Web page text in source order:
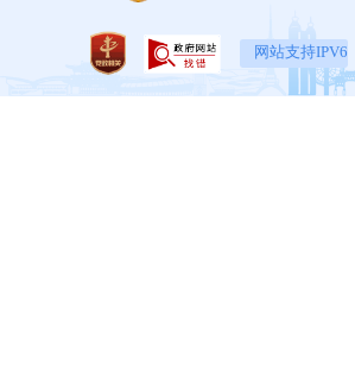
网站支持IPV6